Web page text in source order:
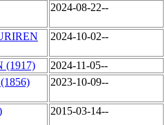
2024-08-22--
2024-10-02--
(1917)
2024-11-05--
2023-10-09--
2015-03-14--